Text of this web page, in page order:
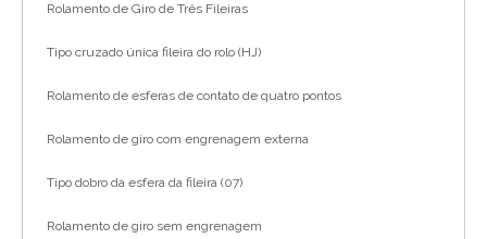
Rolamento de Giro de Três Fileiras
Tipo cruzado única fileira do rolo (HJ)
Rolamento de esferas de contato de quatro pontos
Rolamento de giro com engrenagem externa
Tipo dobro da esfera da fileira (07)
Rolamento de giro sem engrenagem